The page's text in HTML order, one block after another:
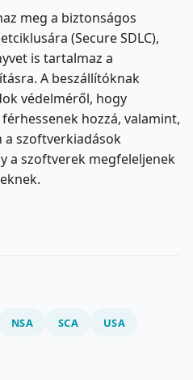
meg a biztonságos
(Secure SDLC),
is tartalmaz a
A beszállítóknak
védelméről, hogy
hozzá, valamint,
a szoftverkiadások
a szoftverek megfeleljenek
NSA SCA
USA